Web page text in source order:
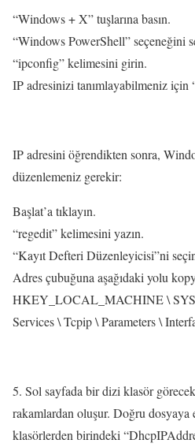
“Windows + X” tuşlarına basın.
“Windows PowerShell” seçeneğini
“ipconfig” kelimesini girin.
IP adresinizi tanımlayabilmeniz için
IP adresini öğrendikten sonra,
düzenlemeniz gerekir:
Başlat’a tıklayın.
“regedit” kelimesini yazın.
“Kayıt Defteri Düzenleyicisi”ni
Adres çubuğuna aşağıdaki yolu
HKEY_LOCAL_MACHINE \
Services \ Tcpip \ Parameters \
5. Sol sayfada bir dizi klasör
rakamlardan oluşur. Doğru
klasörlerden birindeki